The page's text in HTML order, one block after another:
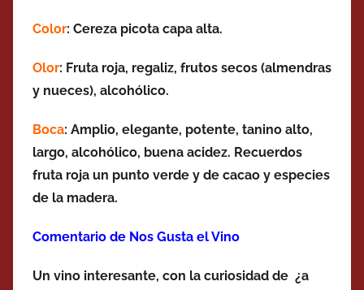
Color: Cereza picota capa alta.
Olor: Fruta roja, regaliz, frutos secos (almendras
y nueces), alcohólico.
Boca: Amplio, elegante, potente, tanino alto,
largo, alcohólico, buena acidez. Recuerdos
fruta roja un punto verde y de cacao y especies
de la madera.
Comentario de Nos Gusta el Vino
Un vino interesante, con la curiosidad de ¿a